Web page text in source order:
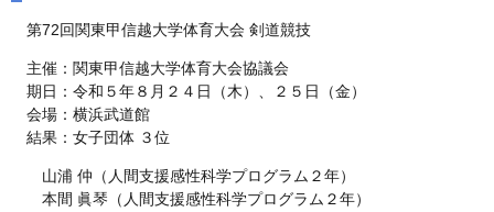
第72回関東甲信越大学体育大会 剣道競技
主催：関東甲信越大学体育大会協議会
期日：令和５年８月２４日（木）、２５日（金）
会場：横浜武道館
結果：女子団体 ３位
山浦 仲（人間支援感性科学プログラム２年）
本間 眞琴（人間支援感性科学プログラム２年）